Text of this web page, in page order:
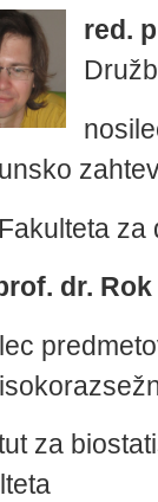
red.
dr.
za